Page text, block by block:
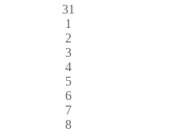
31
1
2
3
4
5
6
7
8